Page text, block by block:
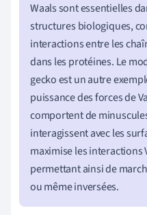
Waals sont essentielles
structures biologiques,
interactions entre les
dans les protéines. Le
gecko est un autre
puissance des forces de
comportent de
interagissent avec les
maximise les interactions
permettant ainsi de
ou même inversées.